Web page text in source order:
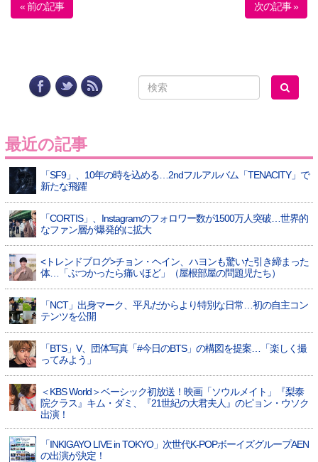
« 前の記事 次の記事 »
最近の記事
「SF9」、10年の時を込める…2ndフルアルバム「TENACITY」で
新たな飛躍
「CORTIS」、Instagramのフォロワー数が1500万人突破…世界的
なファン層が爆発的に拡大
<トレンドブログ>チョン・ヘイン、ハヨンも驚いた引き締まった
体…「ぶつかったら痛いほど」（屋根部屋の問題児たち）
「NCT」出身マーク、平凡だからより特別な日常…初の自主コン
テンツを公開
「BTS」V、団体写真「#今日のBTS」の構図を提案…「楽しく撮
ってみよう」
＜KBS World＞ベーシック初放送！映画「ソウルメイト」『梨泰
院クラス』キム・ダミ、『21世紀の大君夫人』のピョン・ウソク
出演！
「INKIGAYO LIVE in TOKYO」次世代K-POPボーイズグループAEN
の出演が決定！